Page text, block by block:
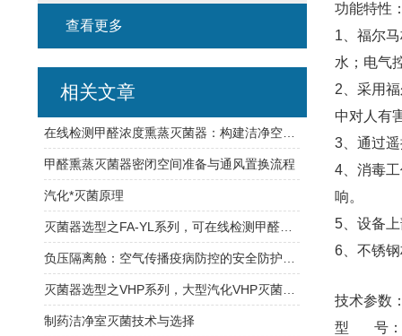
功能特性
1、福尔
水；电气
2、采用
中对人有
3、通过
4、消毒
响。
5、设备
6、不锈
技术参数
型 号：
查看更多
相关文章
甲醛熏蒸灭菌器密闭空间准备与通风置换流程
汽化*灭菌原理
制药洁净室灭菌技术与选择